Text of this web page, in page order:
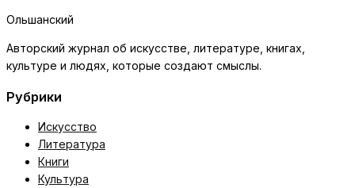
Ольшанский
Авторский журнал об искусстве, литературе, книгах,
культуре и людях, которые создают смыслы.
Рубрики
Искусство
Литература
Книги
Культура